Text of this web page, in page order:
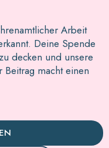
Arbeit
Deine Spende
decken und unsere
macht einen